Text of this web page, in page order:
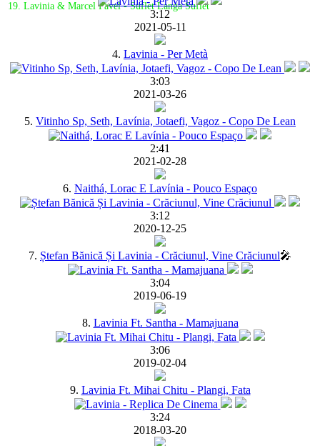
19. Lavinia & Marcel Pavel - Suflet Langa Suflet
3:12
2021-05-11
4. Lavinia - Per Metà
3:03
2021-03-26
5. Vitinho Sp, Seth, Lavínia, Jotaefi, Vagoz - Copo De Lean
2:41
2021-02-28
6. Naithá, Lorac E Lavínia - Pouco Espaço
3:12
2020-12-25
7. Ștefan Bănică Și Lavinia - Crăciunul, Vine Crăciunul🎤
3:04
2019-06-19
8. Lavinia Ft. Santha - Mamajuana
3:06
2019-02-04
9. Lavinia Ft. Mihai Chitu - Plangi, Fata
3:24
2018-03-20